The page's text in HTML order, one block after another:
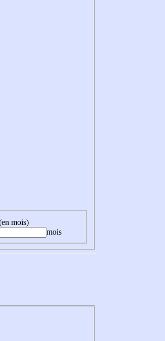
mois)
mois